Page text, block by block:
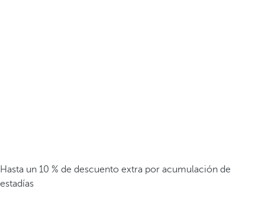
Hasta un 10 % de descuento extra por acumulación de
estadías